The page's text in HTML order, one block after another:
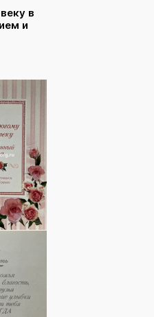
в
и